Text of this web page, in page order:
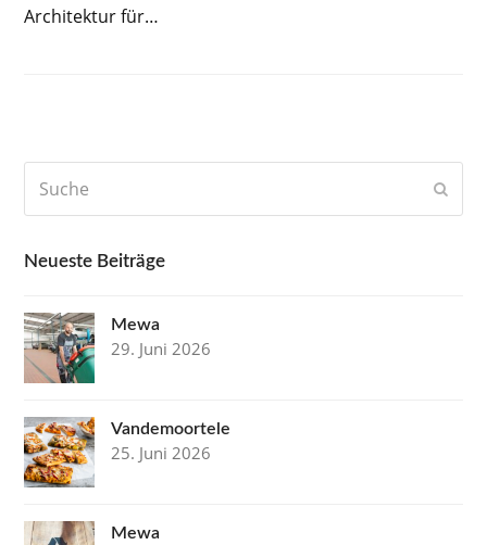
Architektur für…
Neueste Beiträge
Mewa
29. Juni 2026
Vandemoortele
25. Juni 2026
Mewa